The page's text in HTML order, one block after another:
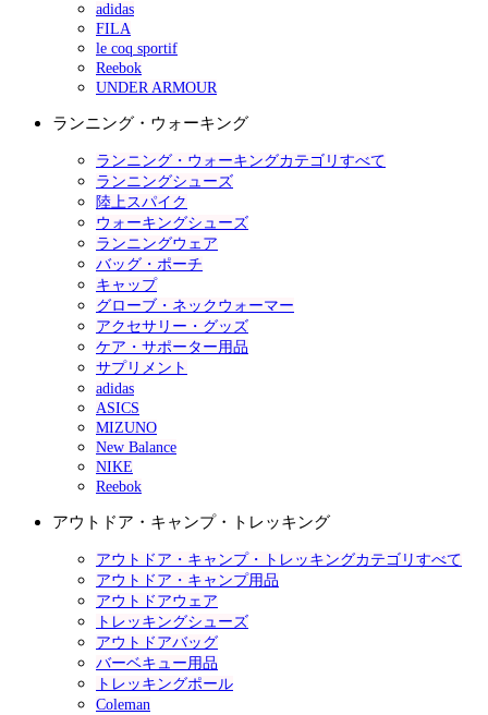
adidas
FILA
le coq sportif
Reebok
UNDER ARMOUR
ランニング・ウォーキング
ランニング・ウォーキングカテゴリすべて
ランニングシューズ
陸上スパイク
ウォーキングシューズ
ランニングウェア
バッグ・ポーチ
キャップ
グローブ・ネックウォーマー
アクセサリー・グッズ
ケア・サポーター用品
サプリメント
adidas
ASICS
MIZUNO
New Balance
NIKE
Reebok
アウトドア・キャンプ・トレッキング
アウトドア・キャンプ・トレッキングカテゴリすべて
アウトドア・キャンプ用品
アウトドアウェア
トレッキングシューズ
アウトドアバッグ
バーベキュー用品
トレッキングポール
Coleman